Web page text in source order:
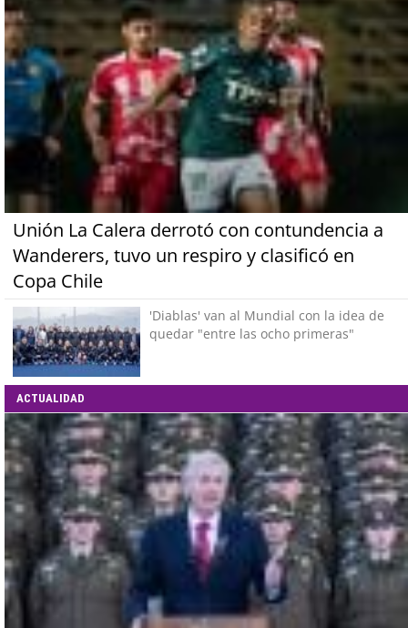
Unión La Calera derrotó con contundencia a
Wanderers, tuvo un respiro y clasificó en
Copa Chile
'Diablas' van al Mundial con la idea de
quedar "entre las ocho primeras"
ACTUALIDAD